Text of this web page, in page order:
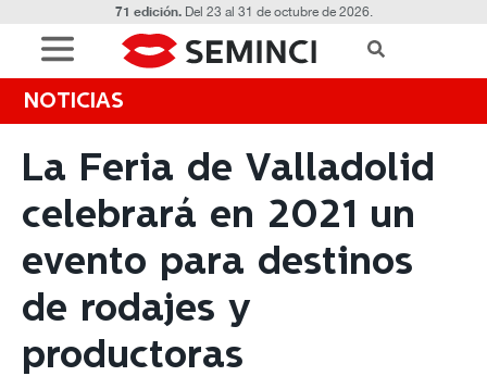
71 edición.Del 23 al 31 de octubre de 2026.
NOTICIAS
La Feria de Valladolid
celebrará en 2021 un
evento para destinos
de rodajes y
productoras